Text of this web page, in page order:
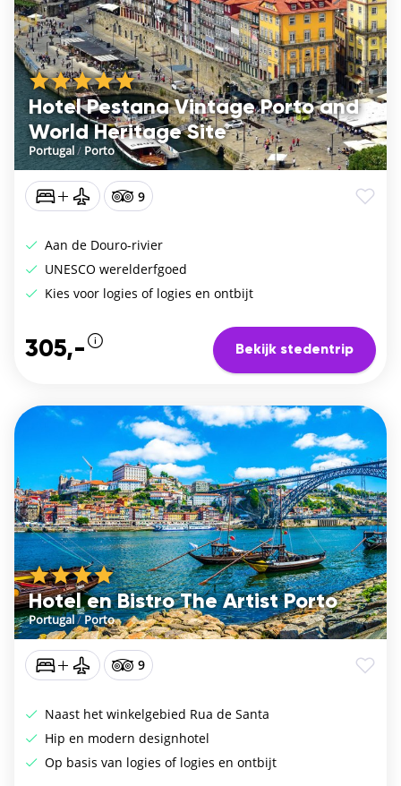
Hotel Pestana Vintage Porto and
World Heritage Site
Portugal/ Porto
9
Aan de Douro-rivier
UNESCO werelderfgoed
Kies voor logies of logies en ontbijt
305,- Bekijk stedentrip
Hotel en Bistro The Artist Porto
Portugal/Porto
9
Naast het winkelgebied Rua de Santa
Hip en modern designhotel
Op basis van logies of logies en ontbijt